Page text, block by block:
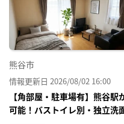
熊谷市
情報更新日 2026/08/02 16:00
【角部屋・駐車場有】熊谷
可能！バストイレ別・独立洗